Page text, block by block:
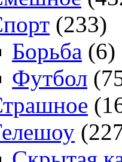
(233)
Борьба (6)
Футбол